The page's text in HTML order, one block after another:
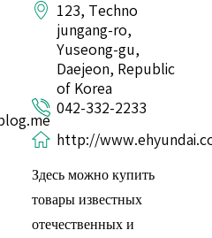
123, Techno
jungang-ro,
Yuseong-gu,
Daejeon, Republic
of Korea
042-332-2233
http://
Здесь можно купить
товары известных
отечественных и